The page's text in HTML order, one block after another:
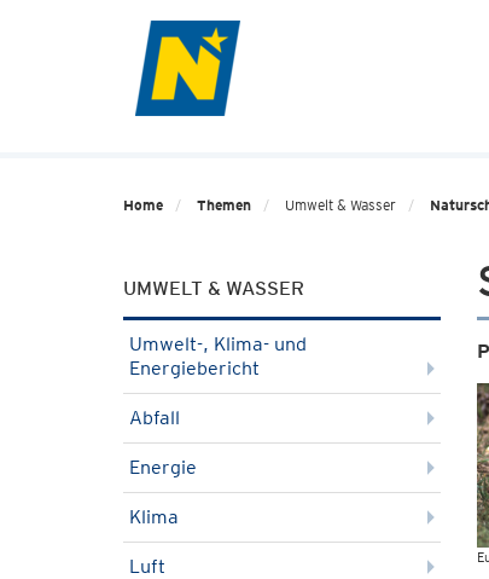
Home Themen Umwelt & Wasser
UMWELT & WASSER
Umwelt-, Klima- und
Energiebericht
Abfall
Energie
Klima
Luft